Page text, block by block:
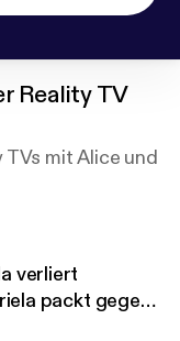
Reality TV
TVs mit Alice und
verliert
packt gegen